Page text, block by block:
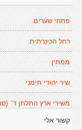
פתחי שערים
רחל הכינרתית
ממתין
שיר יהודי תימני
משירי ארץ התלתן ד´
קשור אלי